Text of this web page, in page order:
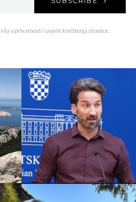
o privatnosti i uvjete korištenja stranice.